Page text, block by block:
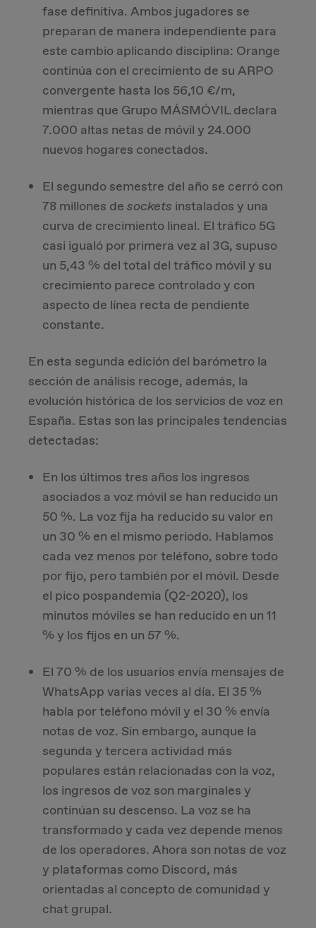
fase definitiva. Ambos jugadores se
preparan de manera independiente para
este cambio aplicando disciplina: Orange
continúa con el crecimiento de su ARPO
convergente hasta los 56,10 €/m,
mientras que Grupo MÁSMÓVIL declara
7.000 altas netas de móvil y 24.000
nuevos hogares conectados.
El segundo semestre del año se cerró con
78 millones de sockets instalados y una
curva de crecimiento lineal. El tráfico 5G
casi igualó por primera vez al 3G, supuso
un 5,43 % del total del tráfico móvil y su
crecimiento parece controlado y con
aspecto de línea recta de pendiente
constante.
En esta segunda edición del barómetro la
sección de análisis recoge, además, la
evolución histórica de los servicios de voz en
España. Estas son las principales tendencias
detectadas:
En los últimos tres años los ingresos
asociados a voz móvil se han reducido un
50 %. La voz fija ha reducido su valor en
un 30 % en el mismo periodo. Hablamos
cada vez menos por teléfono, sobre todo
por fijo, pero también por el móvil. Desde
el pico pospandemia (Q2-2020), los
minutos móviles se han reducido en un 11
% y los fijos en un 57 %.
El 70 % de los usuarios envía mensajes de
WhatsApp varias veces al día. El 35 %
habla por teléfono móvil y el 30 % envía
notas de voz. Sin embargo, aunque la
segunda y tercera actividad más
populares están relacionadas con la voz,
los ingresos de voz son marginales y
continúan su descenso. La voz se ha
transformado y cada vez depende menos
de los operadores. Ahora son notas de voz
y plataformas como Discord, más
orientadas al concepto de comunidad y
chat grupal.